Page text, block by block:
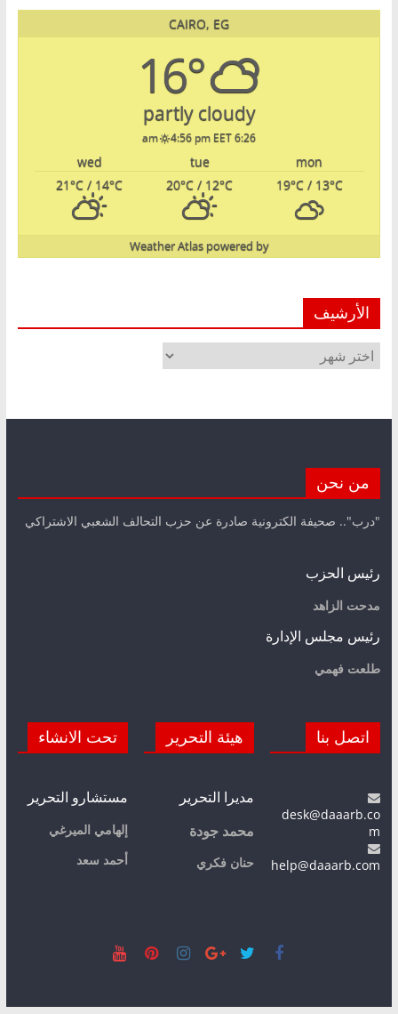
CAIRO, EG
16°
partly cloudy
6:26 am
4:56 pm EET
mon
tue
wed
19°C/ 13°C
20°C / 12°C
21°C / 14°C
powered by
Weather Atlas
الأرشيف
الأرشيف
من نحن
"درب".. صحيفة الكترونية صادرة عن حزب التحالف الشعبي الاشتراكي
رئيس الحزب
مدحت الزاهد
رئيس مجلس الإدارة
طلعت فهمي
اتصل بنا
desk@daaarb.co
m
help@daaarb.com
هيئة التحرير
مديرا التحرير
محمد جودة
حنان فكري
تحت الانشاء
مستشارو التحرير
إلهامي الميرغي
أحمد سعد